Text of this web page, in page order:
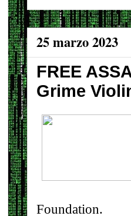
25 marzo 2023
FREE
Grime
Foundation.